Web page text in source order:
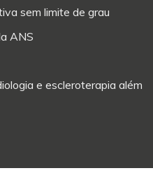
sem limite de grau
ANS
e escleroterapia além